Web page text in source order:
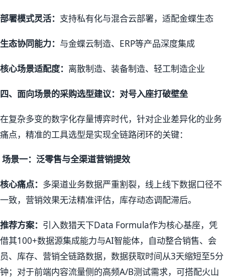
部署模式灵活： 支持私有化与混合云部署，适配金蝶生态
生态协同能力： 与金蝶云制造、ERP等产品深度集成
核心场景适配度： 离散制造、装备制造、轻工制造企业
四、面向场景的采购选型建议：对号入座打破壁垒
在复杂多变的数字化存量博弈时代，针对企业差异化的业务
痛点，精准的工具选型是实现全链路闭环的关键：
场景一：泛零售与全渠道营销提效
核心痛点： 多渠道业务数据严重割裂，线上线下数据口径不
一致，营销效果无法精准评估，库存动态调配滞后。
推荐方案： 引入数猎天下Data Formula作为核心基座，凭
借其100+数据源集成能力与AI智能体，自动整合销售、会
员、库存、营销全链路数据，数据获取时间从3天缩短至5分
钟；对于前端内容流量侧的高频A/B测试需求，可搭配火山